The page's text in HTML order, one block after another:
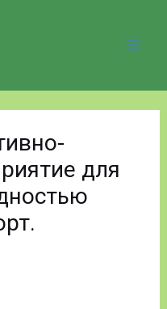
для